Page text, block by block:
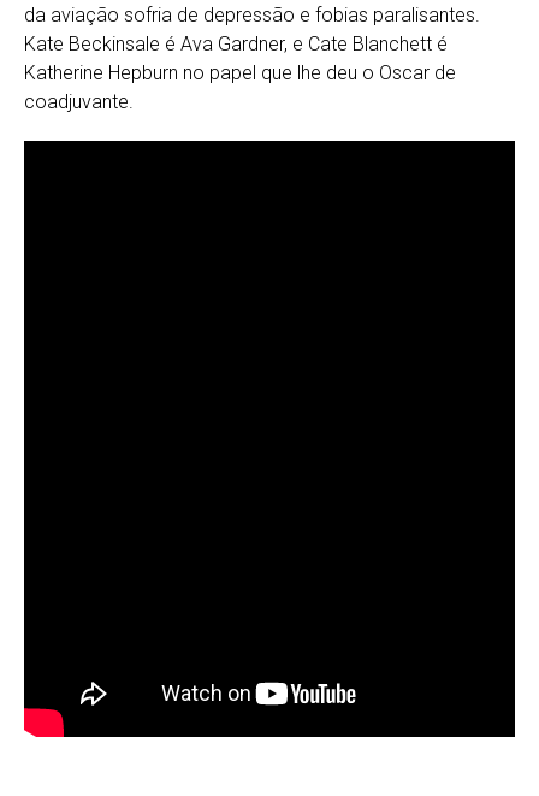
da aviação sofria de depressão e fobias paralisantes.
Kate Beckinsale é Ava Gardner, e Cate Blanchett é
Katherine Hepburn no papel que lhe deu o Oscar de
coadjuvante.